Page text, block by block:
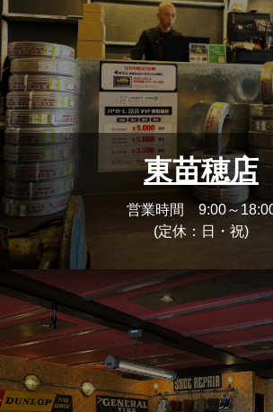
東苗穂店
営業時間 9:00～
(定休：日・祝)